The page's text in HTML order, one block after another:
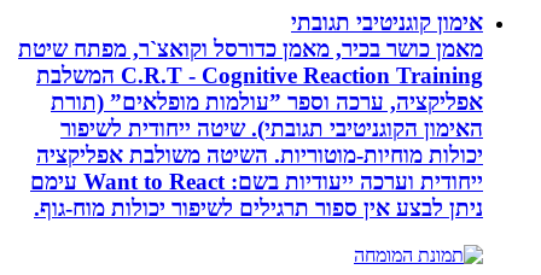
אימון קוגניטיבי תגובתי
מאמן כושר בכיר, מאמן כדורסל וקואצ`ר, מפתח שיטת
C.R.T - Cognitive Reaction Training המשלבת
אפליקציה, ערכה וספר ”עולמות מופלאים” (תורת
האימון הקוגניטיבי תגובתי). שיטה ייחודית לשיפור
יכולות מוחיות-מוטוריות. השיטה משולבת אפליקציה
ייחודית וערכה ייעודיות בשם: Want to React עימם
ניתן לבצע אין ספור תרגילים לשיפור יכולות מוח-גוף.